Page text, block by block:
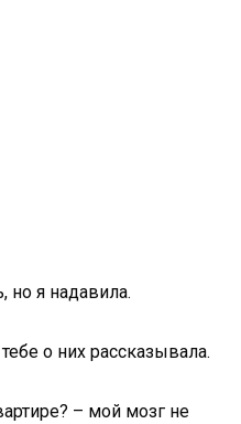
но я надавила.
о них рассказывала.
– мой мозг не